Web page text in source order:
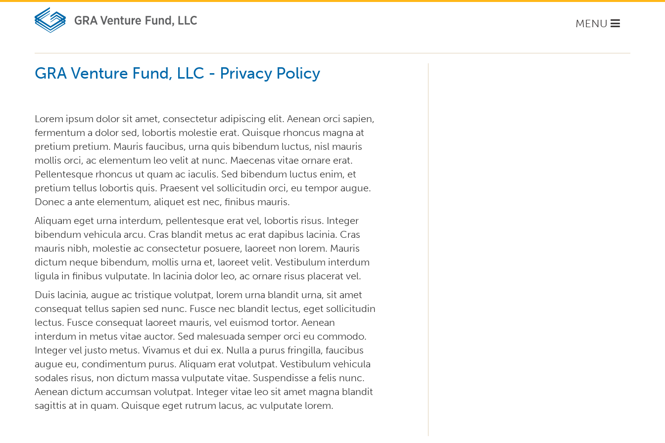
Toggle
MENU
GRA Venture Fund, LLC - Privacy Policy
Lorem ipsum dolor sit amet, consectetur adipiscing elit. Aenean orci sapien,
fermentum a dolor sed, lobortis molestie erat. Quisque rhoncus magna at
pretium pretium. Mauris faucibus, urna quis bibendum luctus, nisl mauris
mollis orci, ac elementum leo velit at nunc. Maecenas vitae ornare erat.
Pellentesque rhoncus ut quam ac iaculis. Sed bibendum luctus enim, et
pretium tellus lobortis quis. Praesent vel sollicitudin orci, eu tempor augue.
Donec a ante elementum, aliquet est nec, finibus mauris.
Aliquam eget urna interdum, pellentesque erat vel, lobortis risus. Integer
bibendum vehicula arcu. Cras blandit metus ac erat dapibus lacinia. Cras
mauris nibh, molestie ac consectetur posuere, laoreet non lorem. Mauris
dictum neque bibendum, mollis urna et, laoreet velit. Vestibulum interdum
ligula in finibus vulputate. In lacinia dolor leo, ac ornare risus placerat vel.
Duis lacinia, augue ac tristique volutpat, lorem urna blandit urna, sit amet
consequat tellus sapien sed nunc. Fusce nec blandit lectus, eget sollicitudin
lectus. Fusce consequat laoreet mauris, vel euismod tortor. Aenean
interdum in metus vitae auctor. Sed malesuada semper orci eu commodo.
Integer vel justo metus. Vivamus et dui ex. Nulla a purus fringilla, faucibus
augue eu, condimentum purus. Aliquam erat volutpat. Vestibulum vehicula
sodales risus, non dictum massa vulputate vitae. Suspendisse a felis nunc.
Aenean dictum accumsan volutpat. Integer vitae leo sit amet magna blandit
sagittis at in quam. Quisque eget rutrum lacus, ac vulputate lorem.